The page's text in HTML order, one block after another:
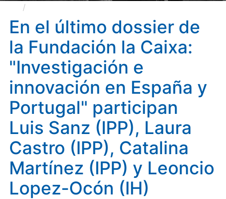
"Investigación e innovación en España y Portugal"
participan Luis Sanz (IPP), Laura Castro (IPP), Catalina
Martínez (IPP) y Leoncio Lopez-Ocón (IH)
En el último dossier de
la Fundación la Caixa:
"Investigación e
innovación en España y
Portugal" participan
Luis Sanz (IPP), Laura
Castro (IPP), Catalina
Martínez (IPP) y Leoncio
Lopez-Ocón (IH)